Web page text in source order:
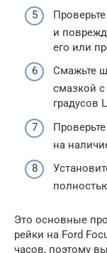
и
его или
Смажьте
смазкой с
градусов
на
Это основные
рейки на Ford
часов, поэтому